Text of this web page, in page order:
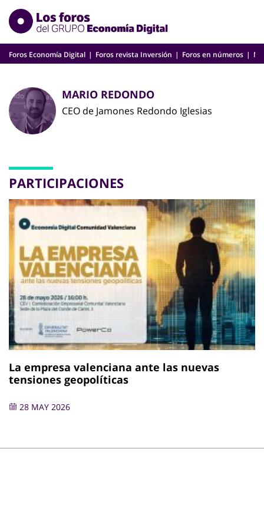
Skip
content
Foros Economía Digital Foros revista Inversión Foros en números
MARIO REDONDO
CEO de Jamones Redondo Iglesias
PARTICIPACIONES
La empresa valenciana ante las nuevas
tensiones geopolíticas
28 MAY 2026